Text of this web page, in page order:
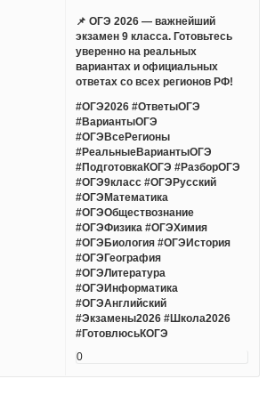
📌 ОГЭ 2026 — важнейший
экзамен 9 класса. Готовьтесь
уверенно на реальных
вариантах и официальных
ответах со всех регионов РФ!
#ОГЭ2026 #ОтветыОГЭ
#ВариантыОГЭ
#ОГЭВсеРегионы
#РеальныеВариантыОГЭ
#ПодготовкаКОГЭ #РазборОГЭ
#ОГЭ9класс #ОГЭРусский
#ОГЭМатематика
#ОГЭОбществознание
#ОГЭФизика #ОГЭХимия
#ОГЭБиология #ОГЭИстория
#ОГЭГеография
#ОГЭЛитература
#ОГЭИнформатика
#ОГЭАнглийский
#Экзамены2026 #Школа2026
#ГотовлюсьКОГЭ
0